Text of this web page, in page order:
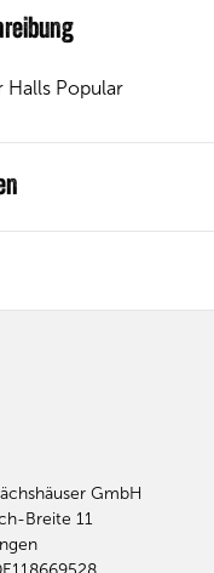
Halls Popular
GmbH
Breite 11